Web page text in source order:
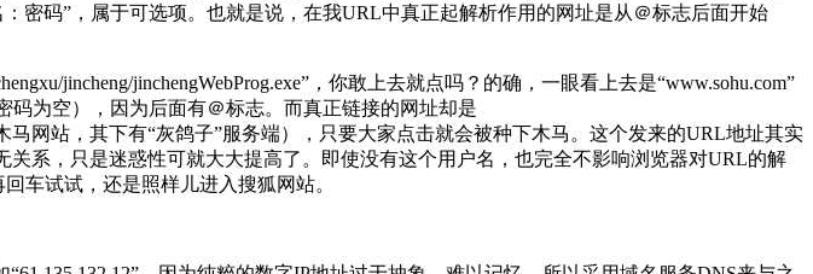
密码”，属于可选项。也就是说，在我URL中真正起解析作用的网址是从＠标志后面开始
jincheng/jinchengWebProg.exe”，你敢上去就点吗？的确，一眼看上去是“www.sohu.com”
码为空），因为后面有＠标志。而真正链接的网址却是
马网站，其下有“灰鸽子”服务端），只要大家点击就会被种下木马。这个发来的URL地址其实
关系，只是迷惑性可就大大提高了。即使没有这个用户名，也完全不影响浏览器对URL的解
车试试，还是照样儿进入搜狐网站。